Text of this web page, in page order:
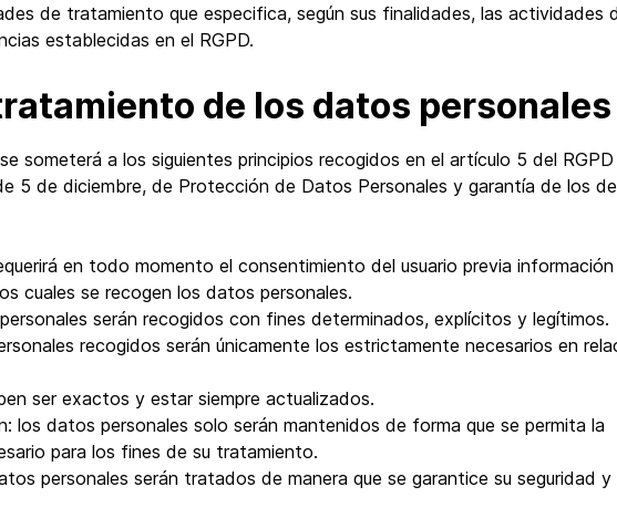
de tratamiento que especifica, según sus finalidades, las actividades
establecidas en el RGPD.
de los datos personales
someterá a los siguientes principios recogidos en el artículo 5 del
5 de diciembre, de Protección de Datos Personales y garantía de los
en todo momento el consentimiento del usuario previa información
cuales se recogen los datos personales.
serán recogidos con fines determinados, explícitos y legítimos.
recogidos serán únicamente los estrictamente necesarios en
ser exactos y estar siempre actualizados.
los datos personales solo serán mantenidos de forma que se permita la
para los fines de su tratamiento.
personales serán tratados de manera que se garantice su seguridad y